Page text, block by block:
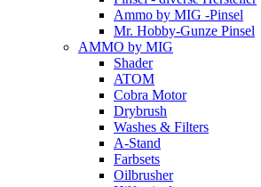
Ammo by MIG -Pinsel
Mr. Hobby-Gunze Pinsel
AMMO by MIG
Shader
ATOM
Cobra Motor
Drybrush
Washes & Filters
A-Stand
Farbsets
Oilbrusher